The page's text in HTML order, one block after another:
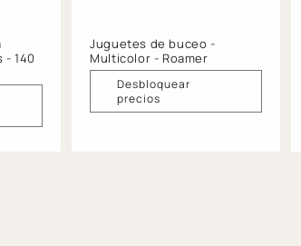
- 140
Juguetes de buceo -
Multicolor - Roamer
Desbloquear
precios